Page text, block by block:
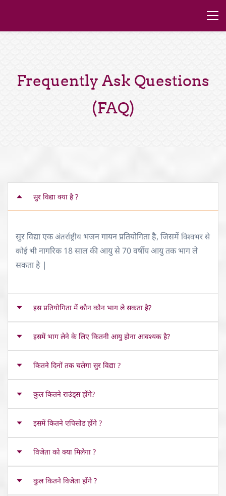
Frequently Ask Questions
(FAQ)
सुर विद्या क्या है ?
सुर विद्या एकअंतर्राष्ट्रीय भजन गायन प्रतियोगिता है, जिसमें विश्वभर से
कोई भी नागरिक 18 साल की आयु से 70 वर्षीय आयु तक भाग ले
सकता है |
इस प्रतियोगिता में कौन कौन भाग ले सकता है?
इसमें भाग लेने के लिए कितनी आयु होना आवश्यक है?
कितने दिनों तक चलेगा सुर विद्या ?
कुल कितने राउंड्स होंगे?
इसमें कितने एपिसोड होंगे ?
विजेता को क्या मिलेगा ?
कुल कितने विजेता होंगे ?